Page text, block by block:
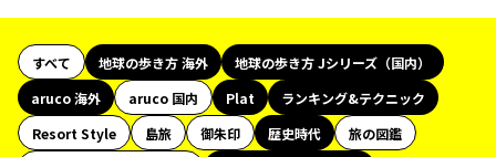
すべて 地球の歩き方 海外
地球の歩き方 Jシリーズ（国内）
aruco 海外
aruco 国内 Plat
ランキング&テクニック
Resort Style
島旅 御朱印 歴史時代
旅の図鑑